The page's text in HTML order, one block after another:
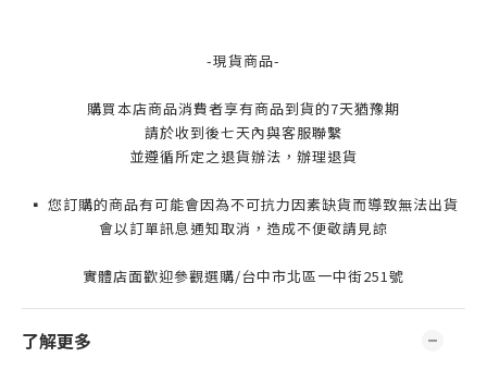
-現貨商品-
購買本店商品消費者享有商品到貨的7天猶豫期
請於收到後七天內與客服聯繫
並遵循所定之退貨辦法，辦理退貨
▪️ 您訂購的商品有可能會因為不可抗力因素缺貨而導致無法出貨
會以訂單訊息通知取消，造成不便敬請見諒
實體店面歡迎參觀選購/台中市北區一中街251號
了解更多